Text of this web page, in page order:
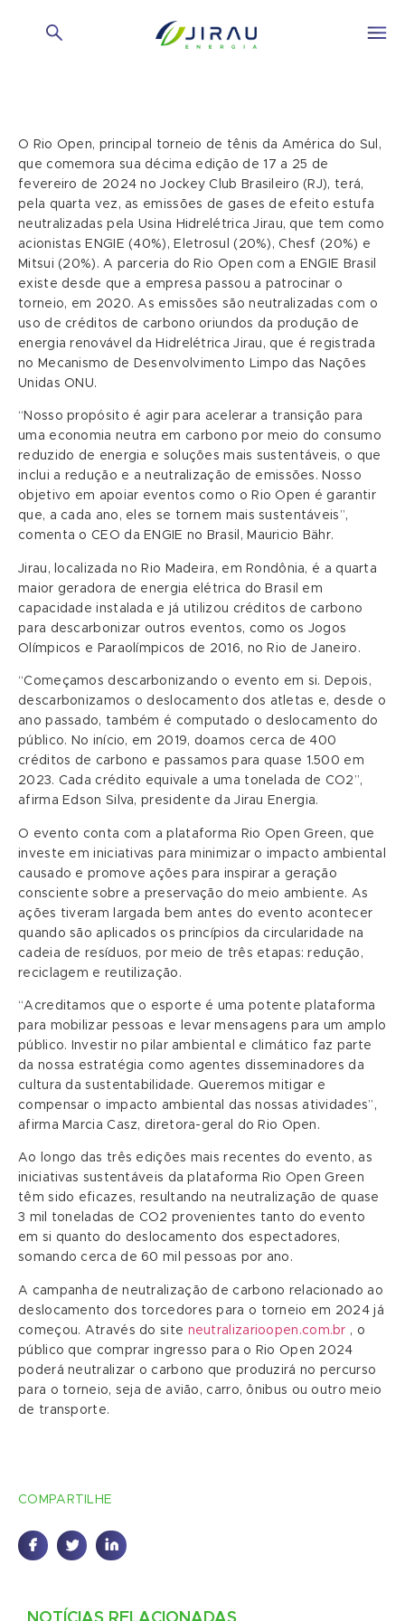
O Rio Open, principal torneio de tênis da América do Sul,
que comemora sua décima edição de 17 a 25 de
fevereiro de 2024 no Jockey Club Brasileiro (RJ), terá,
pela quarta vez, as emissões de gases de efeito estufa
neutralizadas pela Usina Hidrelétrica Jirau, que tem como
acionistas ENGIE (40%), Eletrosul (20%), Chesf (20%) e
Mitsui (20%). A parceria do Rio Open com a ENGIE Brasil
existe desde que a empresa passou a patrocinar o
torneio, em 2020. As emissões são neutralizadas com o
uso de créditos de carbono oriundos da produção de
energia renovável da Hidrelétrica Jirau, que é registrada
no Mecanismo de Desenvolvimento Limpo das Nações
Unidas ONU.
“Nosso propósito é agir para acelerar a transição para
uma economia neutra em carbono por meio do consumo
reduzido de energia e soluções mais sustentáveis, o que
inclui a redução e a neutralização de emissões. Nosso
objetivo em apoiar eventos como o Rio Open é garantir
que, a cada ano, eles se tornem mais sustentáveis”,
comenta o CEO da ENGIE no Brasil, Mauricio Bähr.
Jirau, localizada no Rio Madeira, em Rondônia, é a quarta
maior geradora de energia elétrica do Brasil em
capacidade instalada e já utilizou créditos de carbono
para descarbonizar outros eventos, como os Jogos
Olímpicos e Paraolímpicos de 2016, no Rio de Janeiro.
“Começamos descarbonizando o evento em si. Depois,
descarbonizamos o deslocamento dos atletas e, desde o
ano passado, também é computado o deslocamento do
público. No início, em 2019, doamos cerca de 400
créditos de carbono e passamos para quase 1.500 em
2023. Cada crédito equivale a uma tonelada de CO2”,
afirma Edson Silva, presidente da Jirau Energia.
O evento conta com a plataforma Rio Open Green, que
investe em iniciativas para minimizar o impacto ambiental
causado e promove ações para inspirar a geração
consciente sobre a preservação do meio ambiente. As
ações tiveram largada bem antes do evento acontecer
quando são aplicados os princípios da circularidade na
cadeia de resíduos, por meio de três etapas: redução,
reciclagem e reutilização.
“Acreditamos que o esporte é uma potente plataforma
para mobilizar pessoas e levar mensagens para um amplo
público. Investir no pilar ambiental e climático faz parte
da nossa estratégia como agentes disseminadores da
cultura da sustentabilidade. Queremos mitigar e
compensar o impacto ambiental das nossas atividades”,
afirma Marcia Casz, diretora-geral do Rio Open.
Ao longo das três edições mais recentes do evento, as
iniciativas sustentáveis da plataforma Rio Open Green
têm sido eficazes, resultando na neutralização de quase
3 mil toneladas de CO2 provenientes tanto do evento
em si quanto do deslocamento dos espectadores,
somando cerca de 60 mil pessoas por ano.
A campanha de neutralização de carbono relacionado ao
deslocamento dos torcedores para o torneio em 2024 já
começou. Através do site neutralizarioopen.com.br , o
público que comprar ingresso para o Rio Open 2024
poderá neutralizar o carbono que produzirá no percurso
para o torneio, seja de avião, carro, ônibus ou outro meio
de transporte.
COMPARTILHE